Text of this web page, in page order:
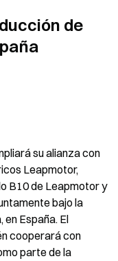
de
su alianza con
Leapmotor,
B10 de Leapmotor y
bajo la
España. El
cooperará con
parte de la